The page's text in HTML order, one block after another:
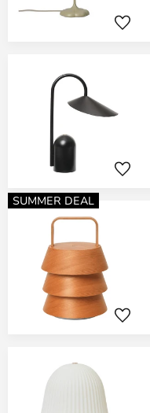
SUMMER DEAL